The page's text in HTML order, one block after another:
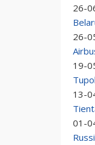
26-
26-
19-
13-
01-